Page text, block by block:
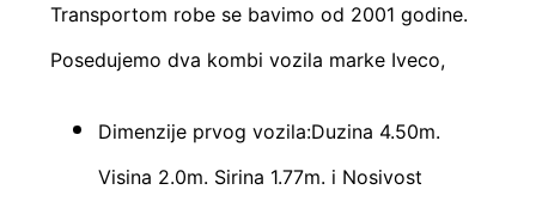
Transportom robe se bavimo od 2001 godine.
Posedujemo dva kombi vozila marke Iveco,
Dimenzije prvog vozila:Duzina 4.50m.
Visina 2.0m. Sirina 1.77m. i Nosivost